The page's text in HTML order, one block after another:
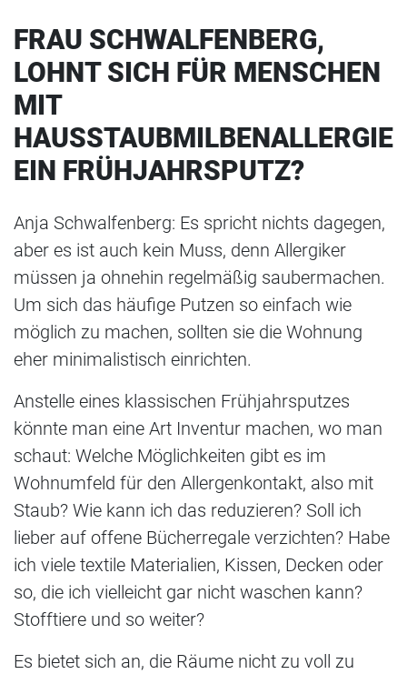
FRAU SCHWALFENBERG,
LOHNT SICH FÜR MENSCHEN
MIT
HAUSSTAUBMILBENALLERGIE
EIN FRÜHJAHRSPUTZ?
Anja Schwalfenberg: Es spricht nichts dagegen,
aber es ist auch kein Muss, denn Allergiker
müssen ja ohnehin regelmäßig saubermachen.
Um sich das häufige Putzen so einfach wie
möglich zu machen, sollten sie die Wohnung
eher minimalistisch einrichten.
Anstelle eines klassischen Frühjahrsputzes
könnte man eine Art Inventur machen, wo man
schaut: Welche Möglichkeiten gibt es im
Wohnumfeld für den Allergenkontakt, also mit
Staub? Wie kann ich das reduzieren? Soll ich
lieber auf offene Bücherregale verzichten? Habe
ich viele textile Materialien, Kissen, Decken oder
so, die ich vielleicht gar nicht waschen kann?
Stofftiere und so weiter?
Es bietet sich an, die Räume nicht zu voll zu